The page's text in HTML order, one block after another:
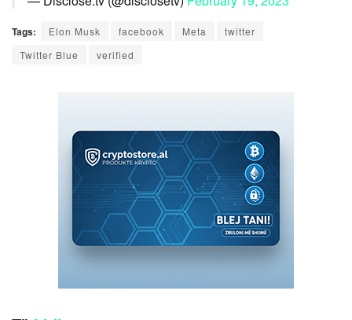
Tags: Elon Musk facebook Meta
twitter
Twitter Blue
verified